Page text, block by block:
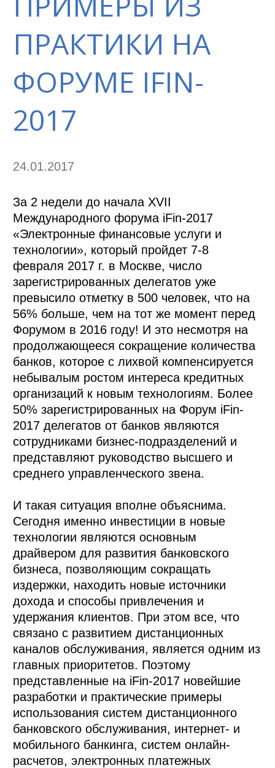
ПРАКТИКИ НА
ФОРУМЕ IFIN-
2017
24.01.2017
За 2 недели до начала XVII
Международного форума iFin-2017
«Электронные финансовые услуги и
технологии», который пройдет 7-8
февраля 2017 г. в Москве, число
зарегистрированных делегатов уже
превысило отметку в 500 человек, что на
56% больше, чем на тот же момент перед
Форумом в 2016 году! И это несмотря на
продолжающееся сокращение количества
банков, которое с лихвой компенсируется
небывалым ростом интереса кредитных
организаций к новым технологиям. Более
50% зарегистрированных на Форум iFin-
2017 делегатов от банков являются
сотрудниками бизнес-подразделений и
представляют руководство высшего и
среднего управленческого звена.
И такая ситуация вполне объяснима.
Сегодня именно инвестиции в новые
технологии являются основным
драйвером для развития банковского
бизнеса, позволяющим сокращать
издержки, находить новые источники
дохода и способы привлечения и
удержания клиентов. При этом все, что
связано с развитием дистанционных
каналов обслуживания, является одним из
главных приоритетов. Поэтому
представленные на iFin-2017 новейшие
разработки и практические примеры
использования систем дистанционного
банковского обслуживания, интернет- и
мобильного банкинга, систем онлайн-
расчетов, электронных платежных